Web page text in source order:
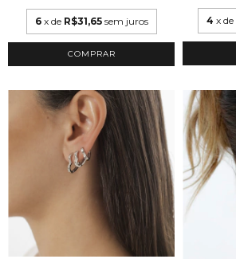
6 x de R$31,65 sem juros
COMPRAR
4 x de